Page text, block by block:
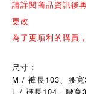
請詳閱商品資訊後
更改
為了更順利的購買
尺寸：
M / 褲長103、腰
L / 褲長104、腰寬